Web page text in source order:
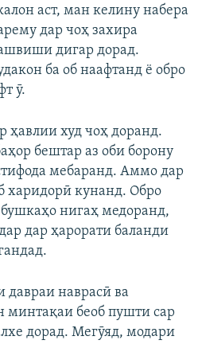
аст, ман келину набера
дар чоҳ захира
дигар дорад.
ба об наафтанд ё обро
ӯ.
ҳавлии худ чоҳ доранд.
бештар аз оби борону
мебаранд. Аммо дар
харидорӣ кунанд. Обро
нигаҳ медоранд,
дар ҳарорати баланди
наврасӣ ва
беоб пушти сар
дорад. Мегӯяд, модари